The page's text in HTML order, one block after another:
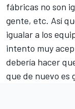
fábricas no son
gente, etc. Así
igualar a los
intento muy
debería hacer
que de nuevo es